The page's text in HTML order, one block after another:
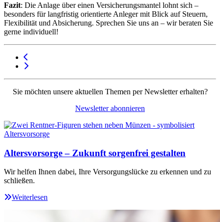
Fazit: Die Anlage über einen Versicherungsmantel lohnt sich –
besonders für langfristig orientierte Anleger mit Blick auf Steuern,
Flexibilität und Absicherung. Sprechen Sie uns an – wir beraten Sie
gerne individuell!
Sie möchten unsere aktuellen Themen per Newsletter erhalten?
Newsletter abonnieren
Altersvorsorge – Zukunft sorgenfrei gestalten
Wir helfen Ihnen dabei, Ihre Versorgungslücke zu erkennen und zu
schließen.
Weiterlesen